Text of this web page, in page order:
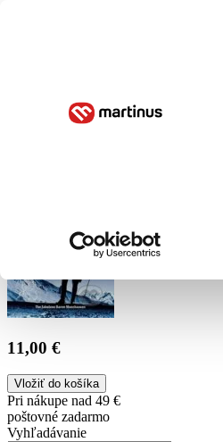
11,00 €
Vložiť do košíka
Pri nákupe nad 49 €
poštovné zadarmo
Vyhľadávanie